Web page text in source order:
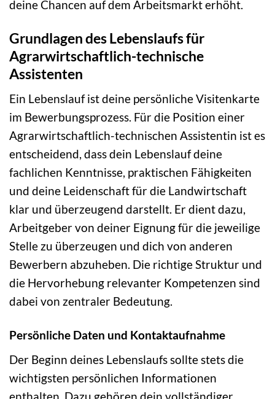
deine Chancen auf dem Arbeitsmarkt erhöht.
Grundlagen des Lebenslaufs für
Agrarwirtschaftlich-technische
Assistenten
Ein Lebenslauf ist deine persönliche Visitenkarte
im Bewerbungsprozess. Für die Position einer
Agrarwirtschaftlich-technischen Assistentin ist es
entscheidend, dass dein Lebenslauf deine
fachlichen Kenntnisse, praktischen Fähigkeiten
und deine Leidenschaft für die Landwirtschaft
klar und überzeugend darstellt. Er dient dazu,
Arbeitgeber von deiner Eignung für die jeweilige
Stelle zu überzeugen und dich von anderen
Bewerbern abzuheben. Die richtige Struktur und
die Hervorhebung relevanter Kompetenzen sind
dabei von zentraler Bedeutung.
Persönliche Daten und Kontaktaufnahme
Der Beginn deines Lebenslaufs sollte stets die
wichtigsten persönlichen Informationen
enthalten. Dazu gehören dein vollständiger